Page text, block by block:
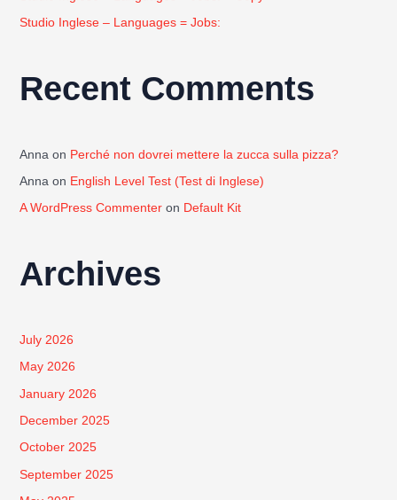
Studio Inglese – Languages = Jobs:
Recent Comments
Anna on Perché non dovrei mettere la zucca sulla pizza?
Anna on English Level Test (Test di Inglese)
A WordPress Commenter on Default Kit
Archives
July 2026
May 2026
January 2026
December 2025
October 2025
September 2025